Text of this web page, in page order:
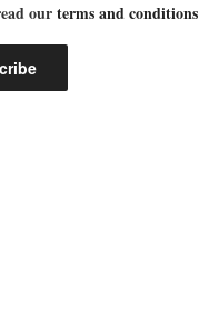
ourterms and conditions